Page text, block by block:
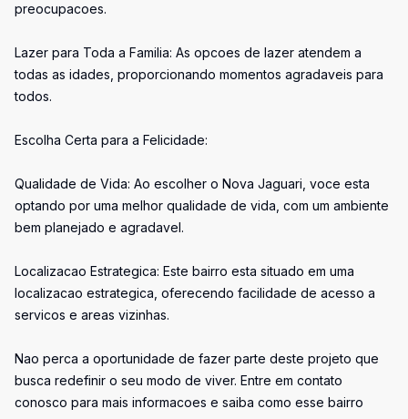
preocupacoes.
Lazer para Toda a Familia: As opcoes de lazer atendem a
todas as idades, proporcionando momentos agradaveis para
todos.
Escolha Certa para a Felicidade:
Qualidade de Vida: Ao escolher o Nova Jaguari, voce esta
optando por uma melhor qualidade de vida, com um ambiente
bem planejado e agradavel.
Localizacao Estrategica: Este bairro esta situado em uma
localizacao estrategica, oferecendo facilidade de acesso a
servicos e areas vizinhas.
Nao perca a oportunidade de fazer parte deste projeto que
busca redefinir o seu modo de viver. Entre em contato
conosco para mais informacoes e saiba como esse bairro